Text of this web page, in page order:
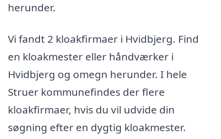
herunder.
Vi fandt 2 kloakfirmaer i Hvidbjerg. Find
en kloakmester eller håndværker i
Hvidbjerg og omegn herunder. I hele
Struer kommunefindes der flere
kloakfirmaer, hvis du vil udvide din
søgning efter en dygtig kloakmester.